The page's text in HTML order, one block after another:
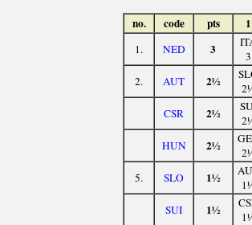
no. code pts 1
1. NED 3
3
2.
AUT 2½
CSR
2½
HUN
2½
5.
SLO 1½
SUI
1½